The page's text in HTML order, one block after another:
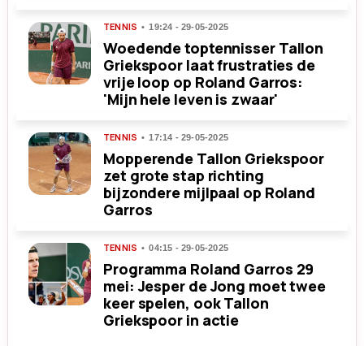
TENNIS 19:24 - 29-05-2025
Woedende toptennisser Tallon
Griekspoor laat frustraties de
vrije loop op Roland Garros:
'Mijn hele leven is zwaar'
TENNIS 17:14 - 29-05-2025
Mopperende Tallon Griekspoor
zet grote stap richting
bijzondere mijlpaal op Roland
Garros
TENNIS 04:15 - 29-05-2025
Programma Roland Garros 29
mei: Jesper de Jong moet twee
keer spelen, ook Tallon
Griekspoor in actie